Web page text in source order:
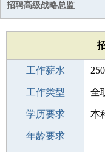
招聘高级战略总监
工作薪水
招聘人数 1人
工作类型 全
性别要求 -
学历要求 本
工作经验
年龄要求